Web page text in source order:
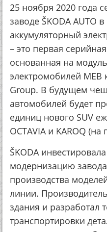
25 ноября 2020 года
заводе ŠKODA AUTO
аккумуляторный
– это первая
основанная на
электромобилей MEB
Group. В будущем
автомобилей будет
единиц нового SUV
OCTAVIA и KAROQ
ŠKODA
модернизацию
производства
линии.
здания и разработал
транспортировки